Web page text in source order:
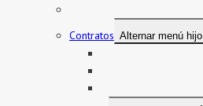
Contratos Alternar menú hijo